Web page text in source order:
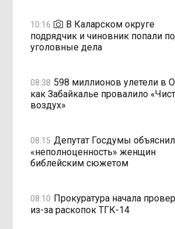
10:16
В Каларском округе
подрядчик и чиновник попали
уголовные дела
08:38 598 миллионов улетели в
как Забайкалье провалило
воздух»
08:15 Депутат Госдумы объяснил
«неполноценность» женщин
библейским сюжетом
08:10 Прокуратура начала
из-за раскопок ТГК-14